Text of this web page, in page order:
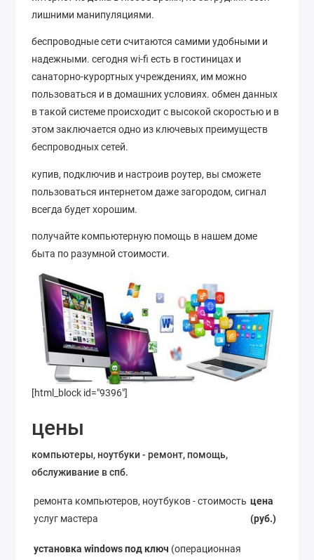
лишними манипуляциями.
беспроводные сети считаются самими удобными и
надежными. сегодня wi-fi есть в гостиницах и
санаторно-курортных учреждениях, им можно
пользоваться и в домашних условиях. обмен данных
в такой системе происходит с высокой скоростью и в
этом заключается одно из ключевых преимуществ
беспроводных сетей.
купив, подключив и настроив роутер, вы сможете
пользоваться интернетом даже загородом, сигнал
всегда будет хорошим.
получайте компьютерную помощь в нашем доме
быта по разумной стоимости.
[html_block id="9396"]
цены
компьютеры, ноутбуки - ремонт, помощь,
обслуживание в спб.
ремонта компьютеров, ноутбуков - стоимость
услуг мастера
цена
(руб.)
установка windows под ключ (операционная